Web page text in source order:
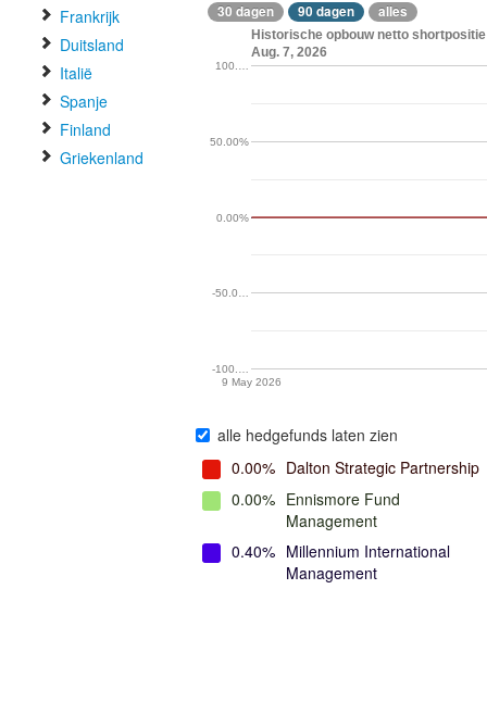
Frankrijk
Duitsland
Italië
Spanje
Finland
Griekenland
30 dagen 90 dagen alles
Historische opbouw netto shortpositie
Aug. 7, 2026
9 May 2026
-100.…
-50.0…
0.00%
50.00%
100.…
alle hedgefunds laten zien
0.00% Dalton Strategic Partnership
0.00% Ennismore Fund
Management
0.40% Millennium International
Management